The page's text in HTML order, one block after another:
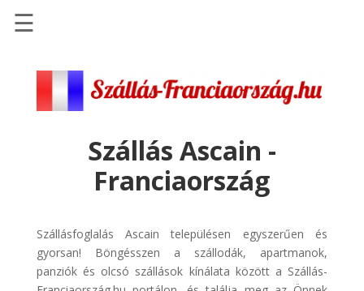
Szállások
Repülőjegy
pénzvisszatérítéssel
Discover
Cars
☰
Szállás Ascain -
Franciaország
Szállásfoglalás Ascain településen egyszerűen és
gyorsan! Böngésszen a szállodák, apartmanok,
panziók és olcsó szállások kínálata között a Szállás-